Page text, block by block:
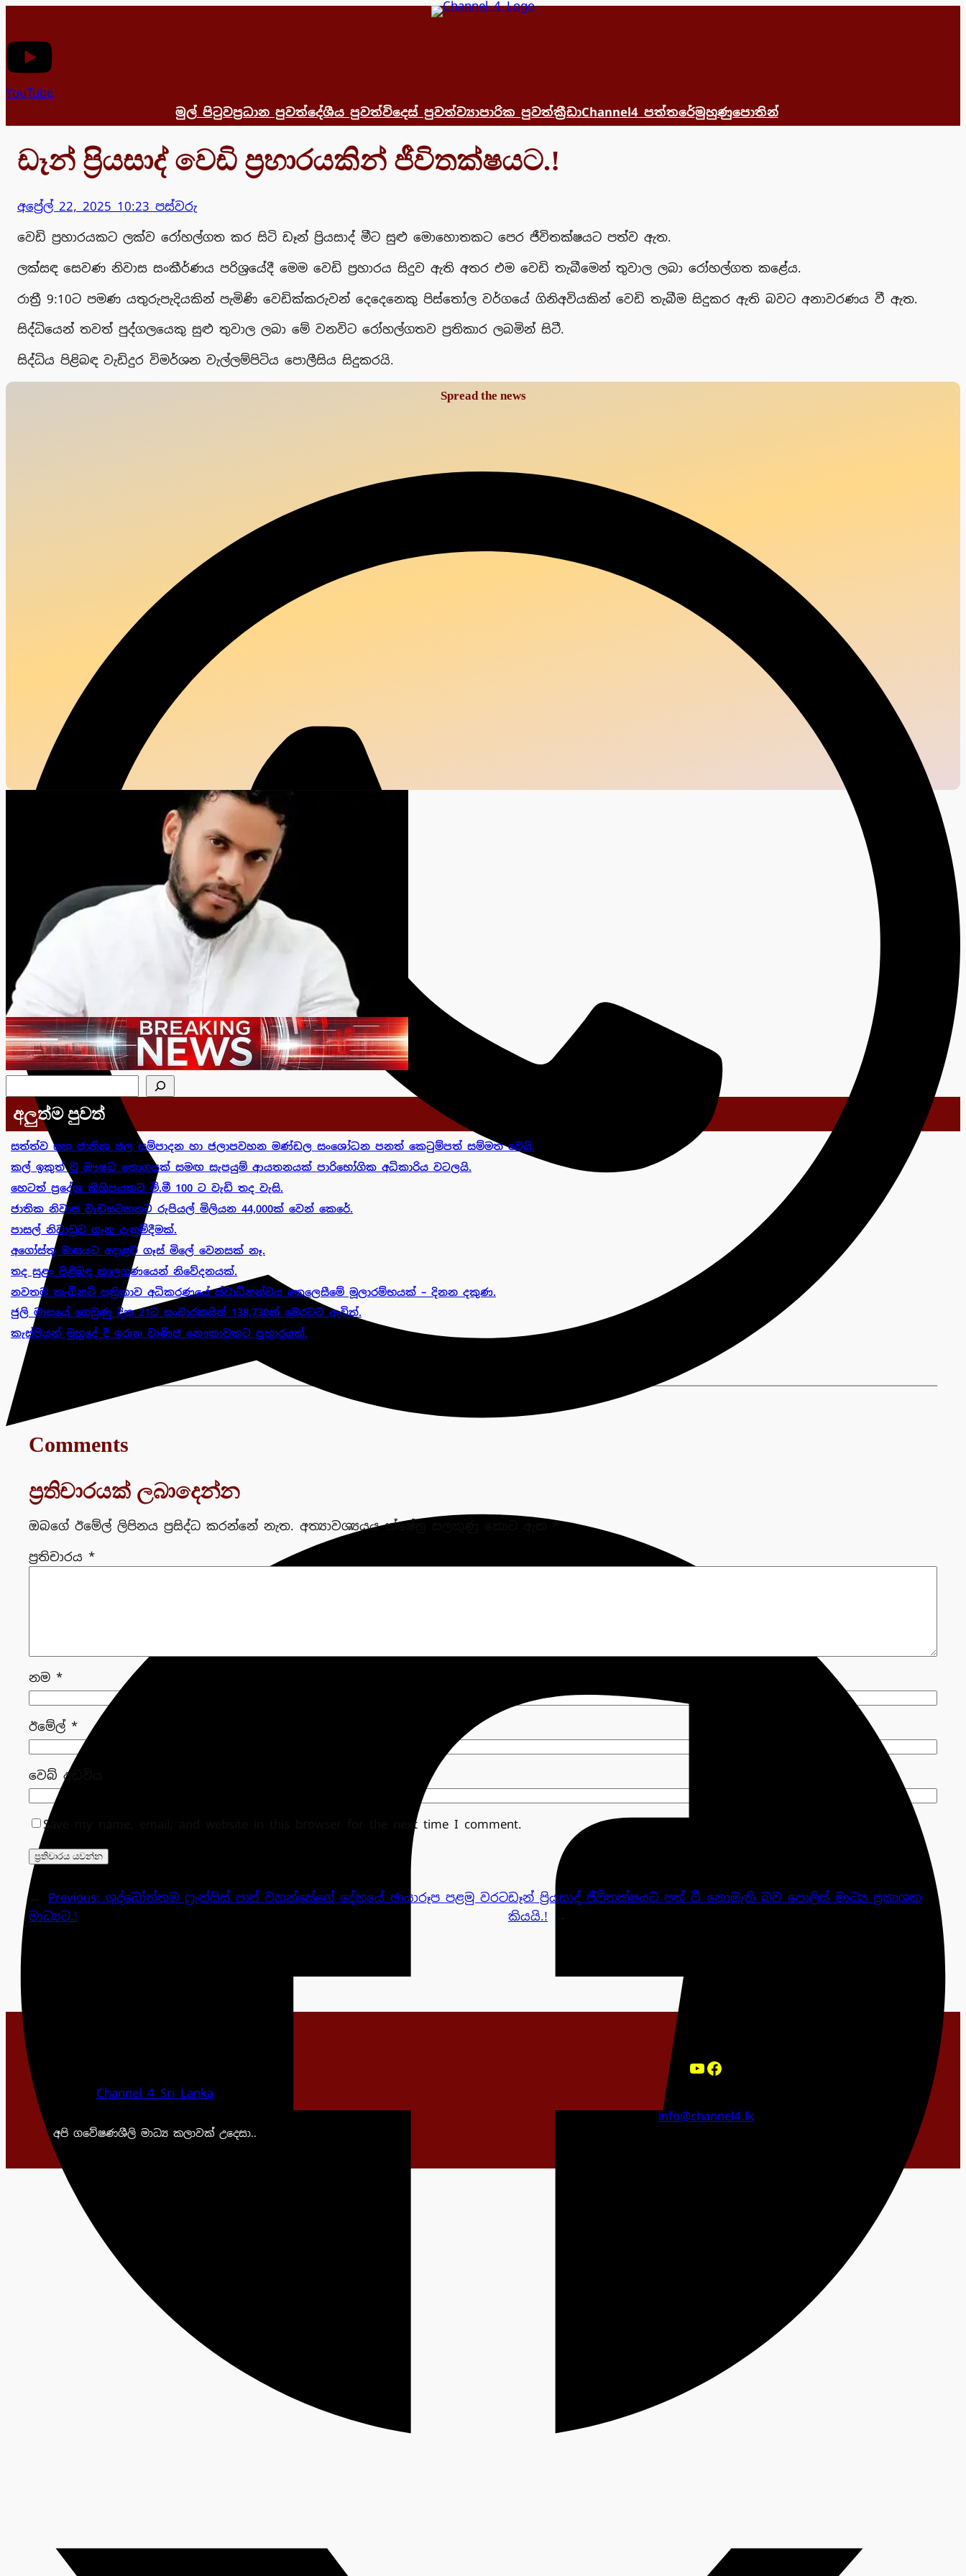
content
YouTube
මුල් පිටුවප්‍රධාන පුවත්දේශීය පුවත්විදෙස් පුවත්ව්‍යාපාරික පුවත්ක්‍රීඩාChannel4 පත්තරේමුහුණුපොතින්
ඩෑන් ප්‍රියසාද් වෙඩි ප්‍රහාරයකින් ජීවිතක්ෂයට.!
අප්‍රේල් 22, 2025 10:23 පස්වරු
වෙඩි ප්‍රහාරයකට ලක්ව රෝහල්ගත කර සිටි ඩෑන් ප්‍රියසාද් ⁣මීට සුළු මොහොතකට පෙර ජීවිතක්ෂයට පත්ව ඇත.
ලක්සඳ සෙවණ නිවාස සංකීර්ණය පරිශ්‍රයේදී මෙම වෙඩි ප්‍රහාරය සිදුව ඇති අතර එම වෙඩි තැබීමෙන් තුවාල ලබා රෝහල්ගත කළේය.
රාත්‍රී 9:10ට පමණ යතුරුපැදියකින් පැමිණි වෙඩික්කරුවන් දෙදෙනෙකු පිස්තෝල වර්ගයේ ගිනිඅවියකින් වෙඩි තැබීම සිදුකර ඇති බවට අනාවරණය වී ඇත.
සිද්ධියෙන් තවත් පුද්ගලයෙකු සුළු තුවාල ලබා මේ වනවිට රෝහල්ගතව ප්‍රතිකාර ලබමින් සිටී.
සිද්ධිය පිළිබඳ වැඩිදුර විමර්ශන වැල්ලම්පිටිය පොලීසිය සිදුකරයි.
Spread the news
අලුත්ම පුවත්
සත්ත්ව සහ ජාතික ජල සම්පාදන හා ජලාපවහන මණ්ඩල සංශෝධන පනත් කෙටුම්පත් සම්මත වෙයි.
කල් ඉකුත් වූ ඖෂධ තොගයක් සමඟ සැපයුම් ආයතනයක් පාරිභෝගික අධිකාරිය වටලයි.
හෙටත් ප්‍රදේශ කිහිපයකට මි.මී 100 ට වැඩි තද වැසි.
ජාතික නිවාස වැඩසටහනට රුපියල් මිලියන 44,000ක් වෙන් කෙරේ.
පාසල් නිවාඩුව ගැන දැනුම්දීමක්.
අගෝස්තු මාසයට අදාළව ගෑස් මිලේ වෙනසක් නෑ.
තද සුළං පිළිබඳ කාලගුණයෙන් නිවේදනයක්.
නවතම කැබිනට් පත්‍රිකාව අධිකරණයේ ස්වාධීනත්වය කෙලෙසීමේ මූලාරම්භයක් – දිනන දකුණ.
ජුලි මාසයේ ගෙවුණු දින 21ට සංචාරකයින් 138,730ක් මෙරටට ඇවිත්.
කැස්පියන් මුහුදේ දී ඉරාන වාණිජ නෞකාවකට ප්‍රහාරයක්.
Comments
ප්‍රතිචාරයක් ලබාදෙන්න
ඔබගේ ඊමේල් ලිපිනය ප්‍රසිද්ධ කරන්නේ නැත. අත්‍යාවශ්‍යයය ක්ෂේත්‍ර සලකුණු කොට ඇත
*
ප්‍රතිචාරය *
නම *
ඊමේල් *
වෙබ් අඩවිය
Save my name, email, and website in this browser for the next time I comment.
Previous: ශුද්ධෝත්තම ෆ්‍රැන්සිස් පාප් වහන්සේගේ දේහයේ ඡායාරූප පළමු වරට
මාධ්‍යට.!
ඩෑන් ප්‍රියසාද් ජීවිතක්ෂයට පත් වී නොමැති බව පොලිස් මාධ්‍ය ප්‍රකාශක
කියයි.!
Channel 4 Sri Lanka
අපි ගවේෂණශීලි මාධ්‍ය කලාවක් උදෙසා..
YouTube Facebook
info@channel4.lk